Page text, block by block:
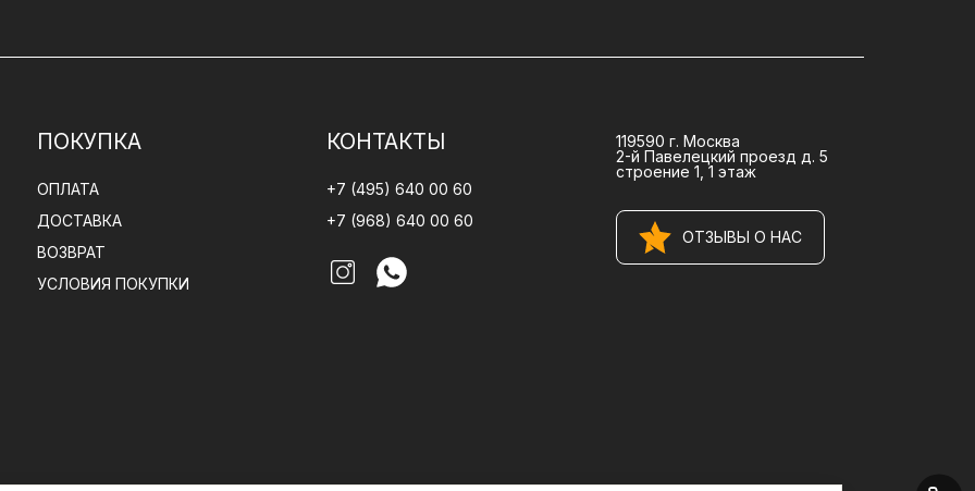
ПОКУПКА
ОПЛАТА
ДОСТАВКА
ВОЗВРАТ
УСЛОВИЯ ПОКУПКИ
КОНТАКТЫ
+7 (495) 640 00 60
+7 (968) 640 00 60
119590 г. Москва
2-й Павелецкий проезд д. 5
строение 1, 1 этаж
ОТЗЫВЫ О НАС